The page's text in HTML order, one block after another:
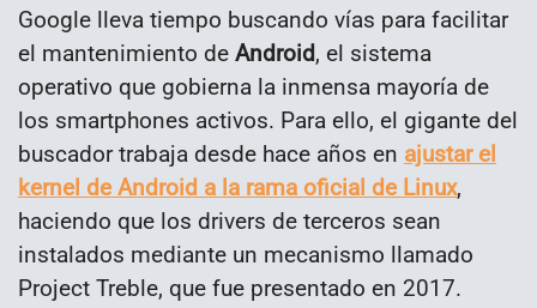
Google lleva tiempo buscando vías para facilitar
el mantenimiento de Android, el sistema
operativo que gobierna la inmensa mayoría de
los smartphones activos. Para ello, el gigante del
buscador trabaja desde hace años en ajustar el
kernel de Android a la rama oficial de Linux,
haciendo que los drivers de terceros sean
instalados mediante un mecanismo llamado
Project Treble, que fue presentado en 2017.